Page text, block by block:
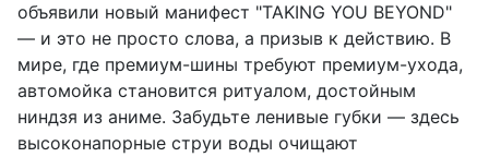
объявили новый манифест "TAKING YOU BEYOND"
— и это не просто слова, а призыв к действию. В
мире, где премиум-шины требуют премиум-ухода,
автомойка становится ритуалом, достойным
ниндзя из аниме. Забудьте ленивые губки — здесь
высоконапорные струи воды очищают